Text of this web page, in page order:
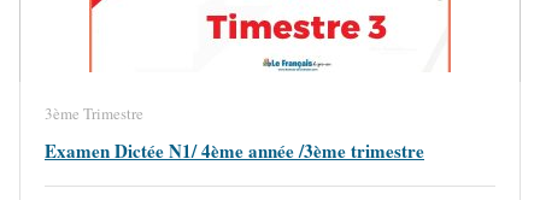
3ème Trimestre
Examen Dictée N1/ 4ème année /3ème trimestre